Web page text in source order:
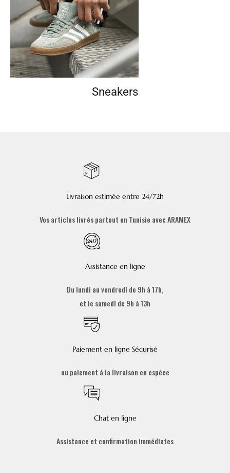
Sneakers
Livraison estimée entre 24/72h
Vos articles livrés partout en Tunisie avec ARAMEX
Assistance en ligne
Du lundi au vendredi de 9h à 17h,
et le samedi de 9h à 13h
Paiement en ligne Sécurisé
ou paiement à la livraison en espèce
Chat en ligne
Assistance et confirmation immédiates